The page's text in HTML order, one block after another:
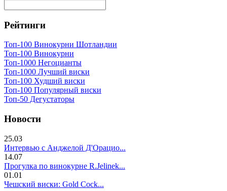
Рейтинги
Топ-100 Винокурни Шотландии
Топ-100 Винокурни
Топ-1000 Негоцианты
Топ-1000 Лучший виски
Топ-100 Худший виски
Топ-100 Популярный виски
Топ-50 Дегустаторы
Новости
25.03
Интервью с Анджелой Д'Орацио...
14.07
Прогулка по винокурне R.Jelinek...
01.01
Чешский виски: Gold Cock...